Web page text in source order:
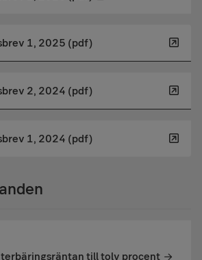
1, 2025 (pdf)
2, 2024 (pdf)
1, 2024 (pdf)
till tolv procent